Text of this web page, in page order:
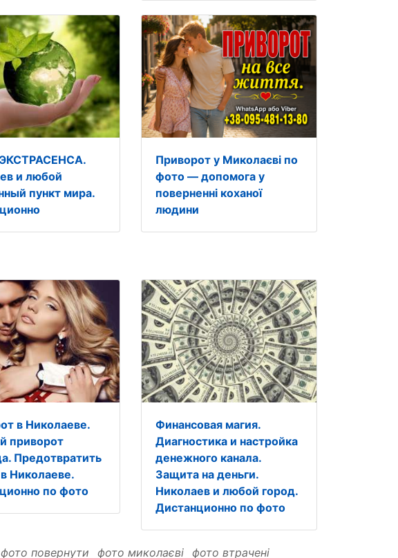
ЭКСТРАСЕНСА.
и любой
пункт мира.
Приворот у Миколаєві по
фото — допомога у
поверненні коханої
людини
в Николаеве.
приворот
Предотвратить
Николаеве.
по фото
Финансовая магия.
Диагностика и настройка
денежного канала.
Защита на деньги.
Николаев и любой город.
Дистанционно по фото
фото повернути фото миколаєві фото втрачені